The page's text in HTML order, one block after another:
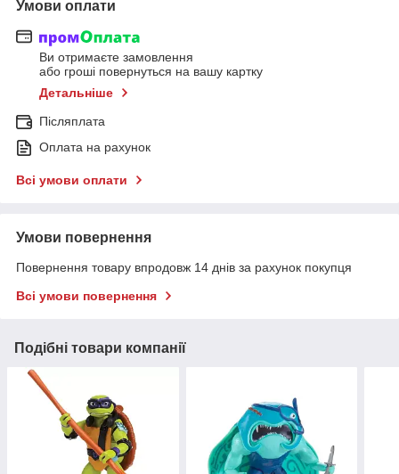
Умови оплати
Ви отримаєте замовлення
або гроші повернуться на вашу картку
Детальніше
Післяплата
Оплата на рахунок
Всі умови оплати
Умови повернення
Повернення товару впродовж 14 днів за рахунок покупця
Всі умови повернення
Подібні товари компанії